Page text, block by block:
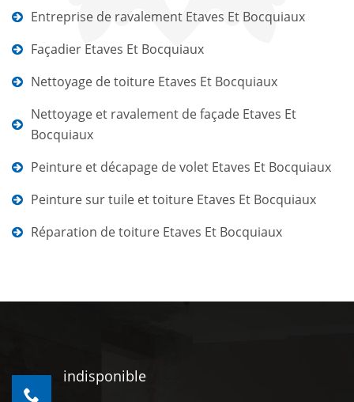
Entreprise de ravalement Etaves Et Bocquiaux
Façadier Etaves Et Bocquiaux
Nettoyage de toiture Etaves Et Bocquiaux
Nettoyage et ravalement de façade Etaves Et
Bocquiaux
Peinture et décapage de volet Etaves Et Bocquiaux
Peinture sur tuile et toiture Etaves Et Bocquiaux
Réparation de toiture Etaves Et Bocquiaux
indisponible